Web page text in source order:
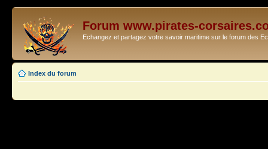
Forum www.pirates-
Echangez et partagez votre savoir maritime sur le forum des
Index du forum